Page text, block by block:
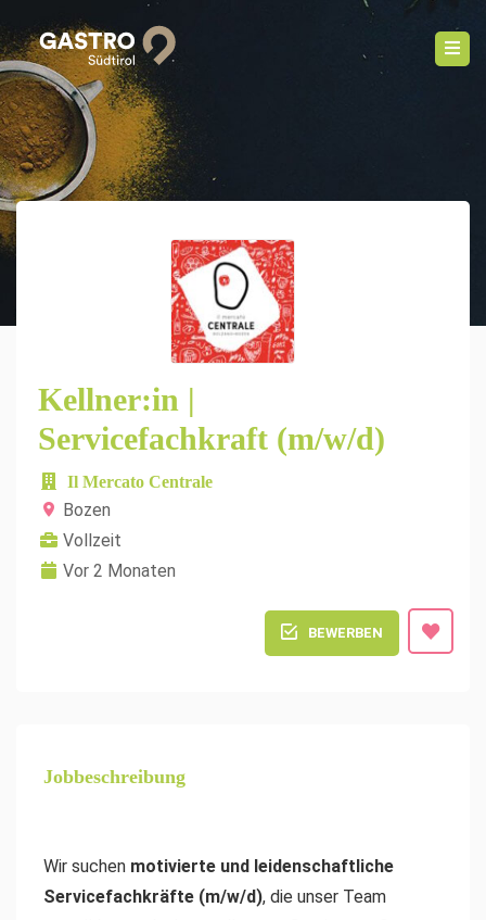
Kellner:in |
Servicefachkraft (m/w/d)
Il Mercato Centrale
Bozen
Vollzeit
Vor 2 Monaten
BEWERBEN
Jobbeschreibung
Wir suchen motivierte und leidenschaftliche
Servicefachkräfte (m/w/d), die unser Team